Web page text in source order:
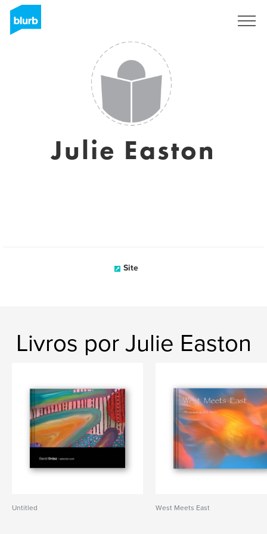
Julie Easton
Site
Livros por Julie Easton
Untitled West Meets East